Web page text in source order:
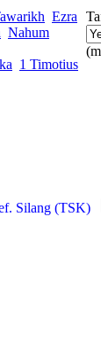
Ezra
Nahum
1 Timotius
Silang (TSK)